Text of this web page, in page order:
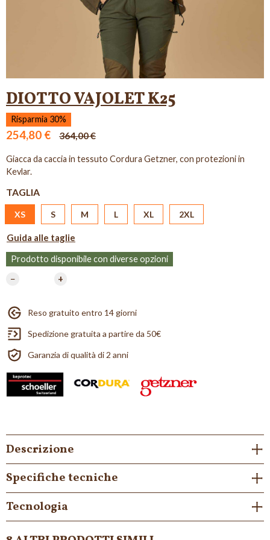
DIOTTO VAJOLET K25
Risparmia 30%
254,80 € 364,00 €
Giacca da caccia in tessuto Cordura Getzner, con protezioni in
Kevlar.
TAGLIA
XS S M L XL 2XL
Guida alle taglie
Prodotto disponibile con diverse opzioni
−
+
Reso gratuito entro 14 giorni
Spedizione gratuita a partire da 50€
Garanzia di qualità di 2 anni
Descrizione
Specifiche tecniche
Tecnologia